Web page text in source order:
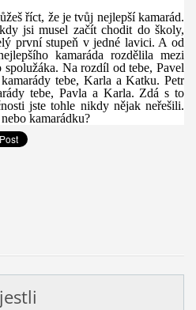
říct, že je tvůj nejlepší kamarád.
jsi musel začít chodit do školy,
první stupeň v jedné lavici. A od
kamaráda rozdělila mezi
spolužáka. Na rozdíl od tebe, Pavel
tebe, Karla a Katku. Petr
tebe, Pavla a Karla. Zdá s to
jste tohle nikdy nějak neřešili.
kamarádku?